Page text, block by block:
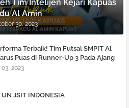
Tim Intelijen Kejari Kapuas
Al Amin
30, 2023
Terbaik! Tim Futsal SMPIT Al
Puas di Runner-Up 3 Pada Ajang
Antar Provinsi
2023
JSIT INDONESIA